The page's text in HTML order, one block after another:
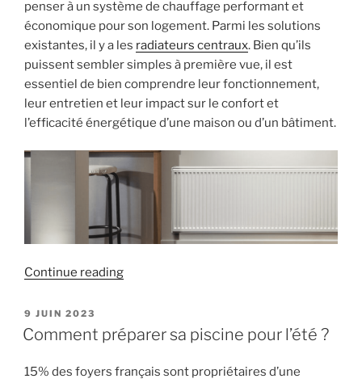
chauffage
moderne
et
efficace »
penser à un système de chauffage performant et
économique pour son logement. Parmi les solutions
existantes, il y a les radiateurs centraux. Bien qu’ils
puissent sembler simples à première vue, il est
essentiel de bien comprendre leur fonctionnement,
leur entretien et leur impact sur le confort et
l’efficacité énergétique d’une maison ou d’un bâtiment.
Continue reading« Tout
les
centraux
POSTED
ON
9 JUIN 2023
Comment préparer sa piscine pour l’été ?
15% des foyers français sont propriétaires d’une